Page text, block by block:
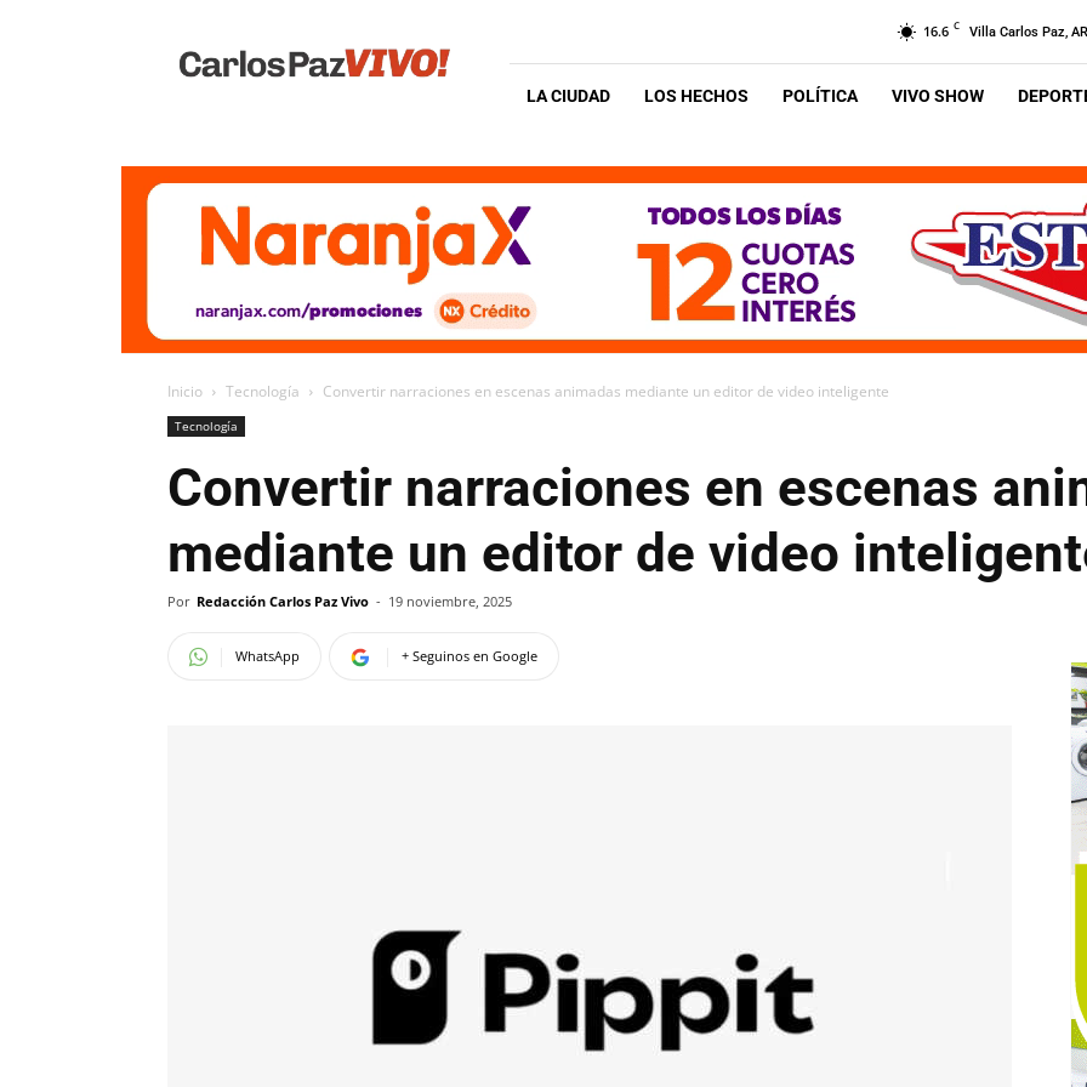
Vivo
16.6 C Villa Carlos Paz, AR
LA CIUDAD LOS HECHOS POLÍTICA VIVO SHOW
Inicio Tecnología Convertir narraciones en escenas animadas mediante un editor de video inteligente
Tecnología
Convertir narraciones en escenas
mediante un editor de video
Por Redacción Carlos Paz Vivo - 19 noviembre, 2025
WhatsApp + Seguinos en Google